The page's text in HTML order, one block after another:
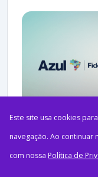
Este site usa cookies
navegação. Ao continuar
com nossa Política de